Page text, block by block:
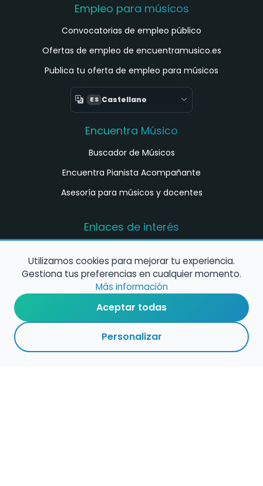
Empleo para músicos
Convocatorias de empleo público
Ofertas de empleo de encuentramusico.es
Publica tu oferta de empleo para músicos
ES Castellano
Encuentra Músico
Buscador de Músicos
Encuentra Pianista Acompañante
Asesoría para músicos y docentes
Enlaces de interés
música en España
Configura alertas de empleo
Contacta con nosotros
Utilizamos cookies para mejorar tu experiencia.
Gestiona tus preferencias en cualquier momento.
Más información
Aceptar todas
Personalizar